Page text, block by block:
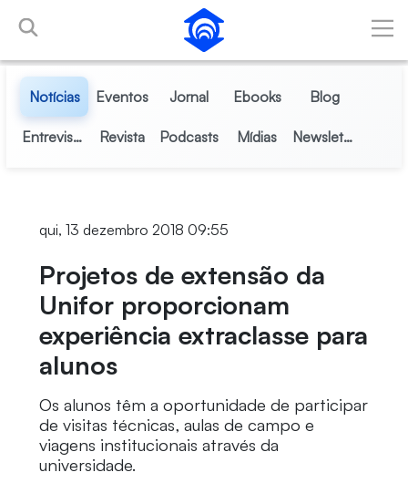
Pular para o Conteúdo principal
Notícias Eventos Jornal Ebooks Blog
Entrevistas Revista Podcasts Mídias Newsletter
qui, 13 dezembro 2018 09:55
Projetos de extensão da
Unifor proporcionam
experiência extraclasse para
alunos
Os alunos têm a oportunidade de participar
de visitas técnicas, aulas de campo e
viagens institucionais através da
universidade.